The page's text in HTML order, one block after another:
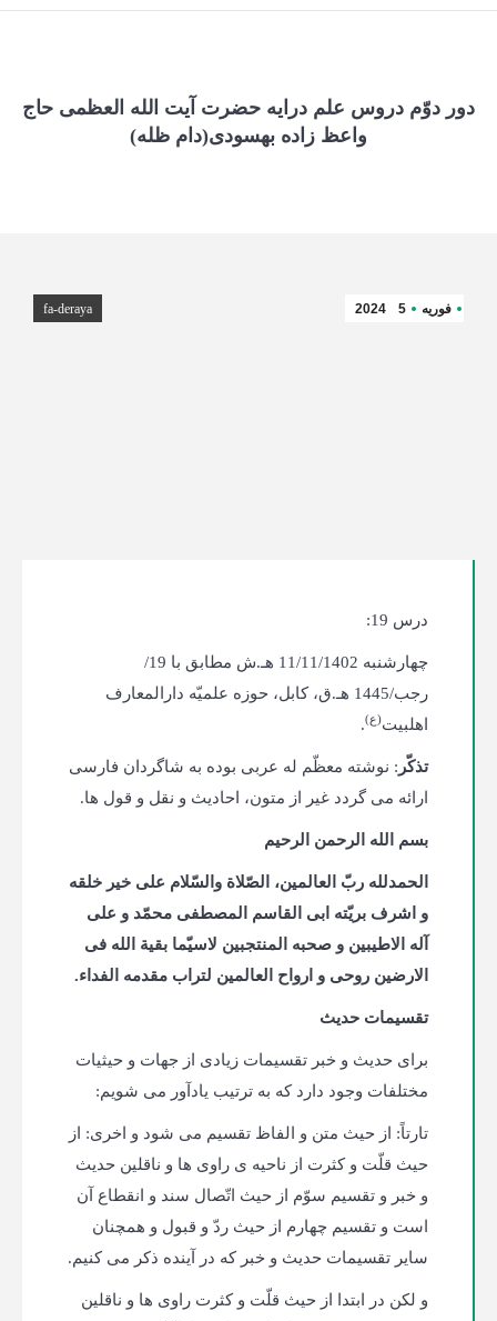
دور دوّم دروس علم درایه حضرت آیت الله العظمی حاج
واعظ زاده بهسودی(دام ظله)
فوریه 5
2024
fa-deraya
درس 19:
چهارشنبه 11/11/1402 هـ.ش مطابق با 19/
رجب/1445 هـ.ق، کابل، حوزه علمیّه دارالمعارف
اهلبیت(ع).
تذکّر : نوشته معظّم له عربی بوده به شاگردان فارسی
ارائه می گردد غیر از متون، احادیث و نقل و قول ها.
بسم الله الرحمن الرحیم
الحمدلله ربّ العالمین، الصّلاة والسّلام علی خیر خلقه
و اشرف بریّته ابی القاسم المصطفی محمّد و علی
آله الاطیبین و صحبه المنتجبین لاسیّما بقیة الله فی
الارضین روحی و ارواح العالمین لتراب مقدمه الفداء.
تقسیمات حدیث
برای حدیث و خبر تقسیمات زیادی از جهات و حیثیات
مختلفات وجود دارد که به ترتیب یادآور می شویم:
تارتاً: از حیث متن و الفاظ تقسیم می شود و اخری: از
حیث قلّت و کثرت از ناحیه ی راوی ها و ناقلین حدیث
و خبر و تقسیم سوّم از حیث اتّصال سند و انقطاع آن
است و تقسیم چهارم از حیث ردّ و قبول و همچنان
سایر تقسیمات حدیث و خبر که در آینده ذکر می کنیم.
و لکن در ابتدا از حیث قلّت و کثرت راوی ها و ناقلین